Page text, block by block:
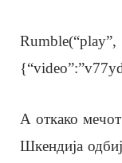
Rumble(“play”,
А откако
Шкендија